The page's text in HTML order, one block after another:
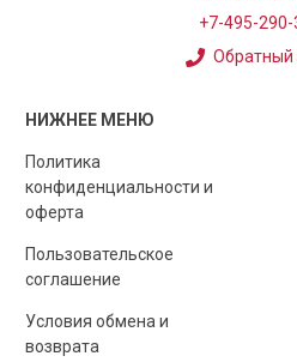
+7-495-290-
Обратный
НИЖНЕЕ МЕНЮ
Политика
конфиденциальности и
оферта
Пользовательское
соглашение
Условия обмена и
возврата